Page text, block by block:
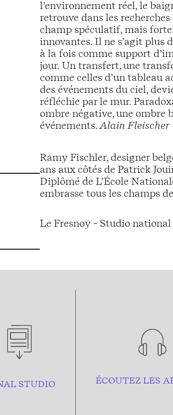
l’environnement réel, le
retrouve dans les
champ spéculatif, mais
innovantes. Il ne s’agit plus
à la fois comme support
jour. Un transfert, une
comme celles d’un tableau
des événements du ciel,
réfléchie par le mur.
ombre négative, une ombre
événements.Alain Fleischer
Ramy Fischler, designer
ans aux côtés de Patrick
Diplômé de L’École
embrasse tous les champs
Le Fresnoy - Studio
STUDIO ÉCOUTEZ LES